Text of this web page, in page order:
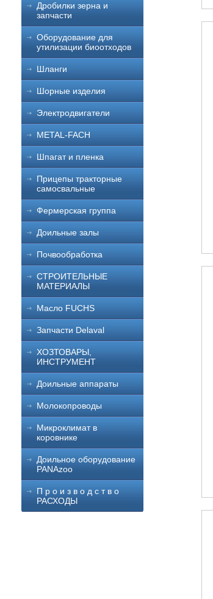
Дробилки зерна и
запчасти
Оборудование для
утилизации биоотходов
Шланги
Шорные изделия
Электродвигатели
METAL-FACH
Шпагат и пленка
Прицепы тракторные
самосвальные
Фермерская группа
Доильные залы
Почвообработка
СТРОИТЕЛЬНЫЕ
МАТЕРИАЛЫ
Масло FUCHS
Запчасти Delaval
ХОЗТОВАРЫ,
ИНСТРУМЕНТ
Доильные аппараты
Молокопроводы
Микроклимат в
коровнике
Доильное оборудование
PANAzoo
П р о и з в о д с т в о
РАСХОДЫ